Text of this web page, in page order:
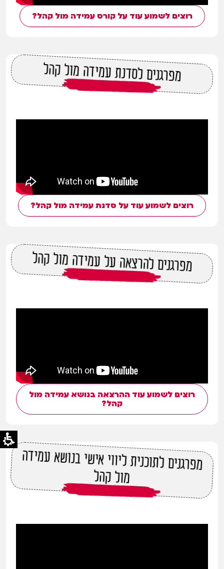
רוצים לשמוע עוד על קורס עמידה מול קהל?
מפרגנים לסדנת עמידה מול קהל
רוצים לשמוע עוד על סדנת עמידה מול קהל?
מפרגנים להרצאה על עמידה מול קהל
רוצים לשמוע עוד ההרצאה בנושא עמידה מול
קהל?
מפרגנים לתוכנית ליווי אישי בנושא עמידה
מול קהל